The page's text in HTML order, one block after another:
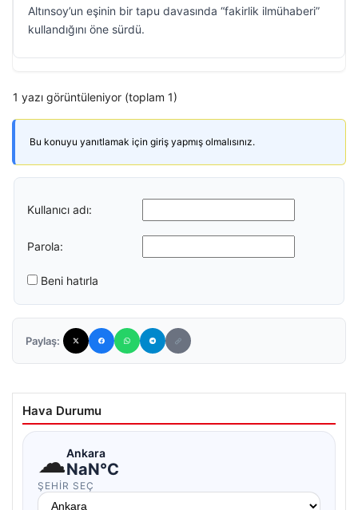
Altınsoy’un eşinin bir tapu davasında “fakirlik ilmühaberi”
kullandığını öne sürdü.
1 yazı görüntüleniyor (toplam 1)
Bu konuyu yanıtlamak için giriş yapmış olmalısınız.
Kullanıcı adı:
Parola:
Beni hatırla
Paylaş:
Hava Durumu
☁Ankara
NaN°C
ŞEHIR SEÇ